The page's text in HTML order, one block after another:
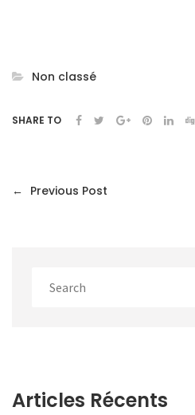
Non classé
SHARE TO
← Previous Post
Articles Récents